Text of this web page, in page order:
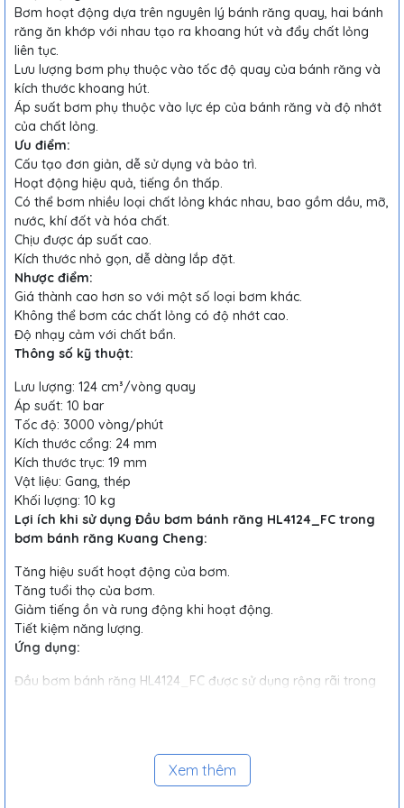
Bơm hoạt động dựa trên nguyên lý bánh răng quay, hai bánh
răng ăn khớp với nhau tạo ra khoang hút và đẩy chất lỏng
liên tục.
Lưu lượng bơm phụ thuộc vào tốc độ quay của bánh răng và
kích thước khoang hút.
Áp suất bơm phụ thuộc vào lực ép của bánh răng và độ nhớt
của chất lỏng.
Ưu điểm:
Cấu tạo đơn giản, dễ sử dụng và bảo trì.
Hoạt động hiệu quả, tiếng ồn thấp.
Có thể bơm nhiều loại chất lỏng khác nhau, bao gồm dầu, mỡ,
nước, khí đốt và hóa chất.
Chịu được áp suất cao.
Kích thước nhỏ gọn, dễ dàng lắp đặt.
Nhược điểm:
Giá thành cao hơn so với một số loại bơm khác.
Không thể bơm các chất lỏng có độ nhớt cao.
Độ nhạy cảm với chất bẩn.
Thông số kỹ thuật:
Lưu lượng: 124 cm³/vòng quay
Áp suất: 10 bar
Tốc độ: 3000 vòng/phút
Kích thước cổng: 24 mm
Kích thước trục: 19 mm
Vật liệu: Gang, thép
Khối lượng: 10 kg
Lợi ích khi sử dụng Đầu bơm bánh răng HL4124_FC trong
bơm bánh răng Kuang Cheng:
Tăng hiệu suất hoạt động của bơm.
Tăng tuổi thọ của bơm.
Giảm tiếng ồn và rung động khi hoạt động.
Tiết kiệm năng lượng.
Ứng dụng:
Đầu bơm bánh răng HL4124_FC được sử dụng rộng rãi trong
Ngành công nghiệp thực phẩm
Xem thêm